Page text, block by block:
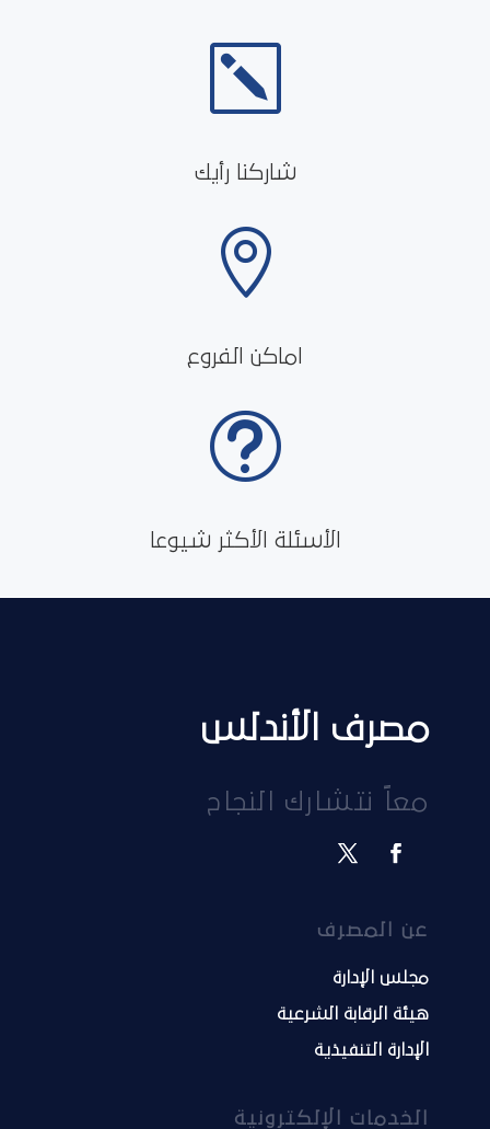
k
شاركنا رأيك

اماكن الفروع
t
الأسئلة الأكثر شيوعا
مصرف الأندلس
معاً نتشارك النجاح
عن المصرف
مجلس الإدارة
هيئة الرقابة الشرعية
الإدارة التنفيذية
الخدمات الإلكترونية